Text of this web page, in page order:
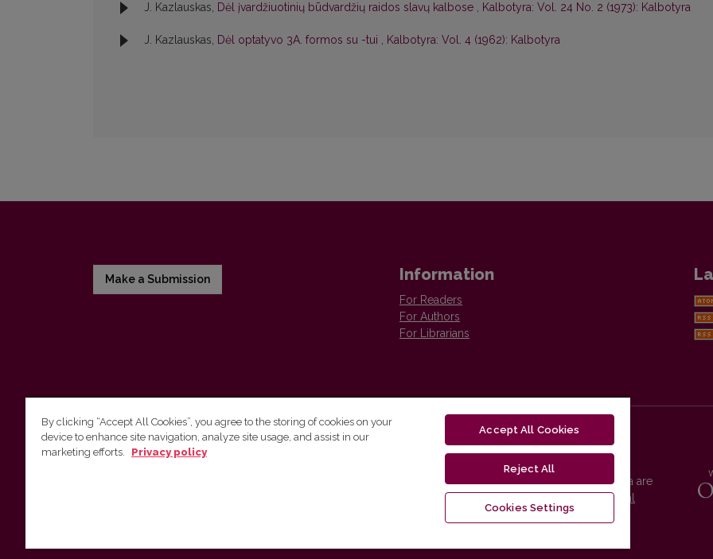
J. Kazlauskas, Dėl įvardžiuotinių būdvardžių raidos slavų kalbose , Kalbotyra: Vol. 24 No. 2 (1973): Kalbotyra
J. Kazlauskas, Dėl optatyvo 3A. formos su -tui , Kalbotyra: Vol. 4 (1962): Kalbotyra
Make a Submission Information
For Readers
For Authors
For Librarians
Vilniaus universiteto leidykla
Vilnius University Press platform and metadata are
distributed by
Creative Commons International
By clicking “Accept All Cookies”, you agree to the storing of cookies on your
device to enhance site navigation, analyze site usage, and assist in our
marketing efforts.
Privacy policy
Accept All Cookies
Reject All
Cookies Settings